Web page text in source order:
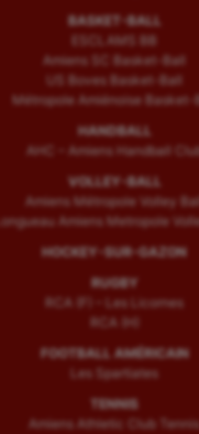
BASKET-BALL
ESCLAMS BB
Amiens SC Basket-Ball
US Boves Basket-Ball
Métropole Amiénoise Basket-
HANDBALL
AHC – Amiens Handball
VOLLEY-BALL
Amiens Métropole Volley Ball
Longueau Amiens Metropole
HOCKEY-SUR-GAZON
RUGBY
RCA (F) – Les Licornes
RCA (H)
FOOTBALL AMÉRICAIN
Les Spartiates
TENNIS
Amiens Athletic Club Tennis